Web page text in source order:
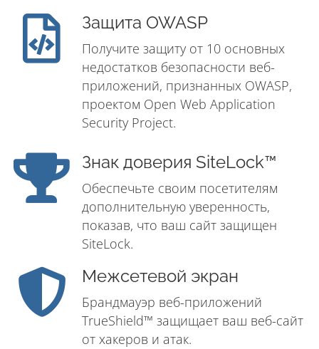
Защита OWASP
Получите защиту от 10 основных
недостатков безопасности веб-
приложений, признанных OWASP,
проектом Open Web Application
Security Project.
Знак доверия SiteLock™
Обеспечьте своим посетителям
дополнительную уверенность,
показав, что ваш сайт защищен
SiteLock.
Межсетевой экран
Брандмауэр веб-приложений
TrueShield™ защищает ваш веб-сайт
от хакеров и атак.